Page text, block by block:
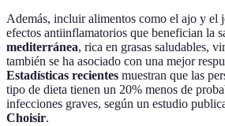
Además, incluir alimentos como el ajo y el
efectos antiinflamatorios que benefician la
mediterránea, rica en grasas saludables,
también se ha asociado con una mejor
Estadísticas recientes muestran que las
tipo de dieta tienen un 20% menos de
infecciones graves, según un estudio
Choisir.